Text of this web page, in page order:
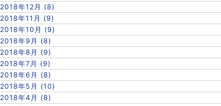
2018年12月 (8)
2018年11月 (9)
2018年10月 (9)
2018年9月 (8)
2018年8月 (9)
2018年7月 (9)
2018年6月 (8)
2018年5月 (10)
2018年4月 (8)